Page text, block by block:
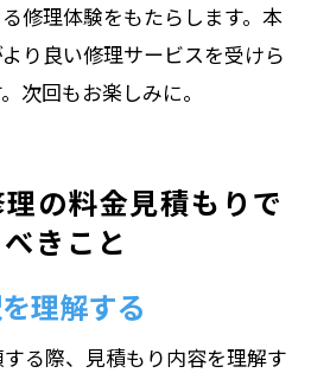
修理体験をもたらします。本
り良い修理サービスを受けら
次回もお楽しみに。
の料金見積もりで
きこと
理解する
る際、見積もり内容を理解す